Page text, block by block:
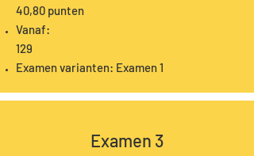
40,80 punten
Vanaf:
129
Examen varianten: Examen 1
Examen 3